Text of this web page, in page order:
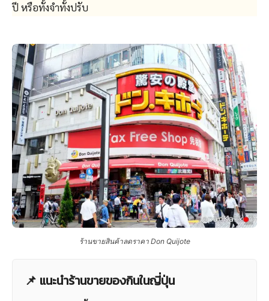
ปี หรือทั้งจำทั้งปรับ
ร้านขายสินค้าลดราคา Don Quijote
📌 แนะนำร้านขายของกินในญี่ปุ่น